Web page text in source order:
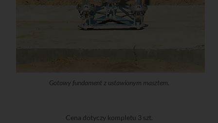
Gotowy fundament z ustawionym masztem.
Cena dotyczy kompletu 3 szt.